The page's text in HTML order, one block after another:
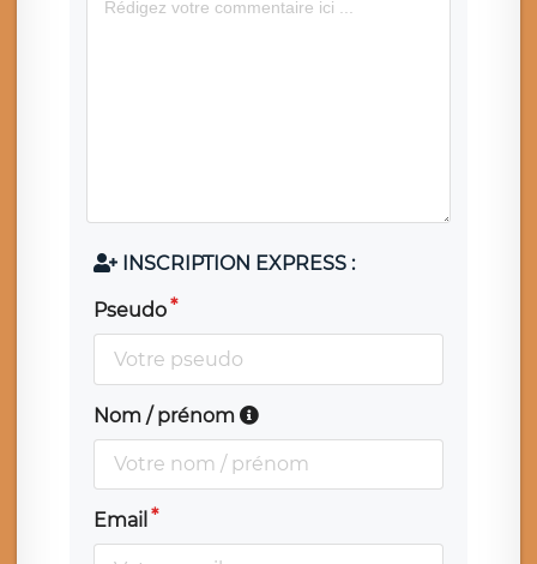
INSCRIPTION EXPRESS :
Pseudo
Nom / prénom
Email